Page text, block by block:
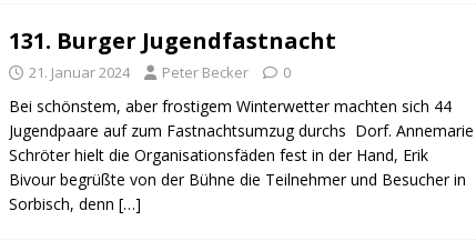
131. Burger Jugendfastnacht
21. Januar 2024 Peter Becker 0
Bei schönstem, aber frostigem Winterwetter machten sich 44
Jugendpaare auf zum Fastnachtsumzug durchs Dorf. Annemarie
Schröter hielt die Organisationsfäden fest in der Hand, Erik
Bivour begrüßte von der Bühne die Teilnehmer und Besucher in
Sorbisch, denn […]